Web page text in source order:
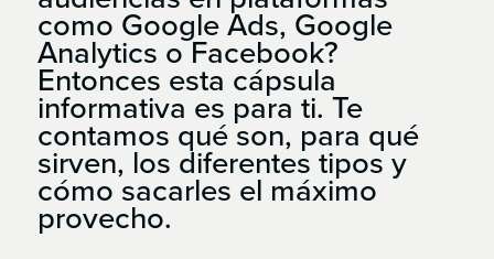
como Google Ads, Google
Analytics o Facebook?
Entonces esta cápsula
informativa es para ti. Te
contamos qué son, para qué
sirven, los diferentes tipos y
cómo sacarles el máximo
provecho.